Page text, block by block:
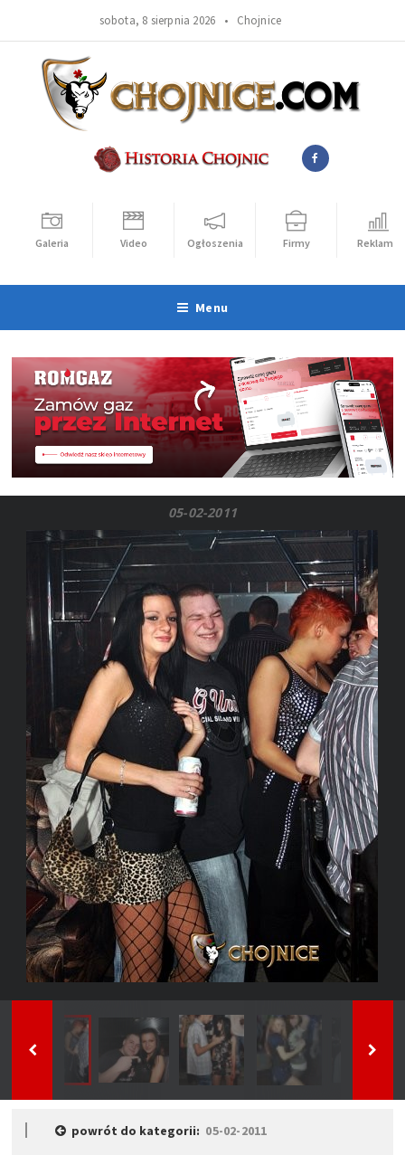
sobota, 8 sierpnia 2026 • Chojnice
Galeria Video Ogłoszenia Firmy Reklama
Menu
05-02-2011
powrót do kategorii: 05-02-2011